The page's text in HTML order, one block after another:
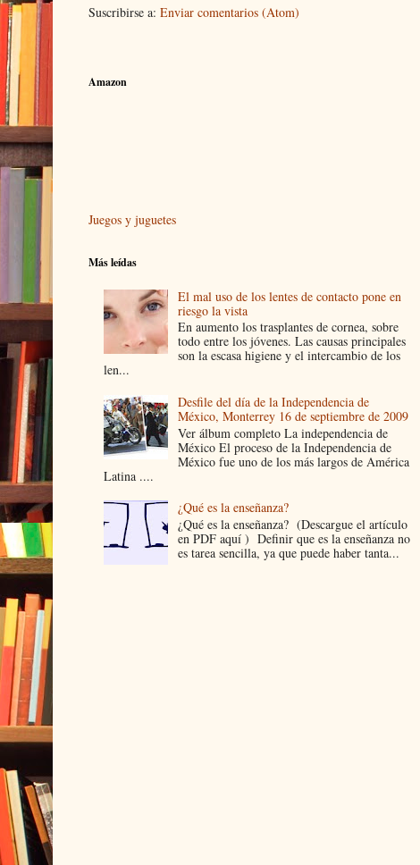
Suscribirse a: Enviar comentarios (Atom)
Amazon
Juegos y juguetes
Más leídas
El mal uso de los lentes de contacto pone en
riesgo la vista
En aumento los trasplantes de cornea, sobre
todo entre los jóvenes. Las causas principales
son la escasa higiene y el intercambio de los
len...
Desfile del día de la Independencia de
México, Monterrey 16 de septiembre de 2009
Ver álbum completo La independencia de
México El proceso de la Independencia de
México fue uno de los más largos de América
Latina ....
¿Qué es la enseñanza?
¿Qué es la enseñanza? (Descargue el artículo
en PDF aquí ) Definir que es la enseñanza no
es tarea sencilla, ya que puede haber tanta...